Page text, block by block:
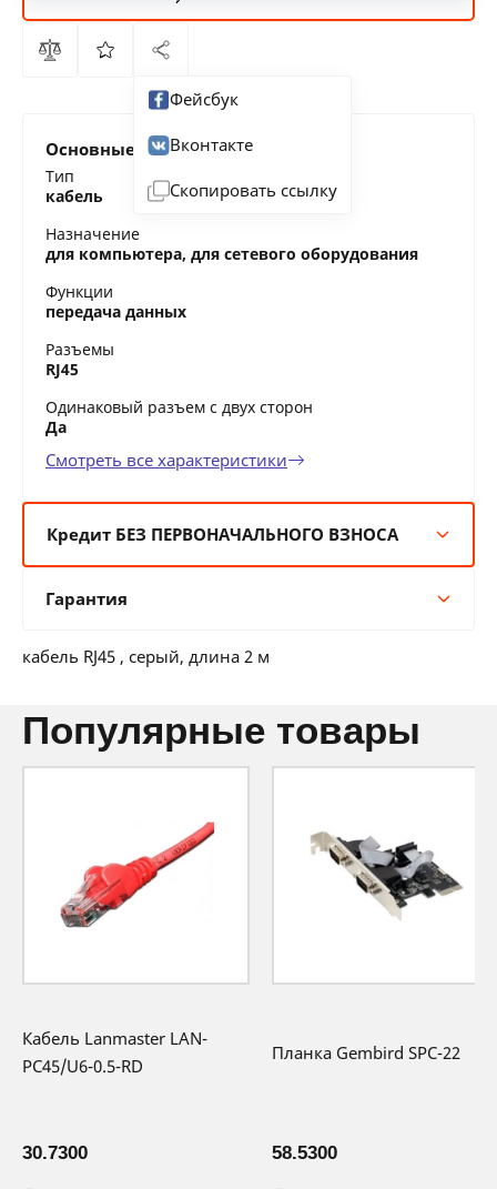
Фейсбук
Вконтакте
Скопировать ссылку
Основные характеристики
Тип
кабель
Назначение
для компьютера, для сетевого оборудования
Функции
передача данных
Разъемы
RJ45
Одинаковый разъем с двух сторон
Да
Смотреть все характеристики
Кредит БЕЗ ПЕРВОНАЧАЛЬНОГО ВЗНОСА
12 мес:1 BYN/мес
36 мес: 0 BYN/мес
Гарантия
12 месяцев официальной гарантии от
кабель RJ45 , серый, длина 2 м
популярные товары
Кабель Lanmaster LAN-
PC45/U6-0.5-RD
30.7300
Планка Gembird SPC-22
58.5300